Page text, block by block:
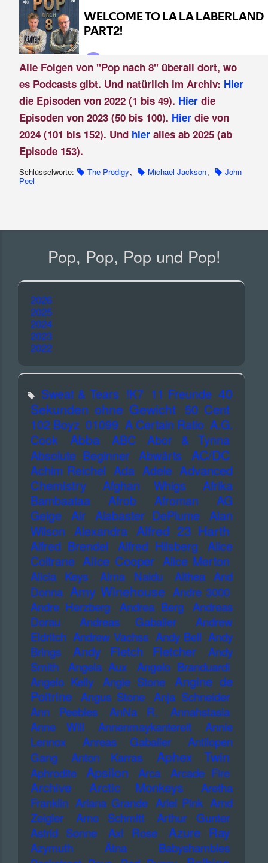
Alle Folgen von "Pop nach 8" überall dort, wo
es Podcasts gibt. Und natürlich im Archiv: Hier
die Episoden von 2022 (1 bis 49). Hierdie
Episoden von 2023 (50 bis 100). Hier die von
2024 (101 bis 152). Und hier alles ab 2025 (ab
Episode 153).
Schlüsselworte: The Prodigy, Michael Jackson, John
Peel
Pop, Pop, Pop und Pop!
2026
2025
2024
2023
2022
Sweat & Tears !K7 11 Freunde 40
Sekunden ohne Gewicht 50 Cent
102 Boyz 01099 A Certain Ratio A.G.
Cook
Abba ABC
Abor & Tynna
Absolute Beginner Abwärts AC/DC
Achim Reichel Ada Adele Advanced
Chemistry
Afghan Whigs
Afrika
Bambaataa
Afrob Afroman
AG
Geige
Air Alabaster DePlume
Alan
Wilson Alexandra Alfred 23 Harth
Alfred Brendel Alfred Hilsberg
Alice
Coltrane Alice Cooper Alice Merton
Alicia Keys Alma Naidu
Althea And
Donna Amy Winehouse Andre 3000
Andre Herzberg
Andrea Berg
Andreas
Dorau
Andreas Gabalier
Andrew
Eldritch Andrew Vachss Andy Bell Andy
Brings
Andy Fletch Fletcher
Andy
Smith
Angela Aux
Angelo Branduardi
Angelo Kelly
Angie Stone
Angine de
Poitrine Angus Stone Anja Schneider
Ann Peebles
AnNa R.
Annahstasia
Anne Will
Annenmaykantereit
Annie
Lennox
Anreas Gabalier
Antilopen
Gang
Anton Karras Aphex Twin
Aphrodite Apsilon Arca Arcade Fire
Archive Arctic Monkeys
Aretha
Franklin Ariana Grande Ariel Pink Arnd
Zeigler
Arno Schmitt
Arthur Gunter
Astrid Sonne
Axl Rose Azure Ray
Azymuth Ätna
Babyshambles